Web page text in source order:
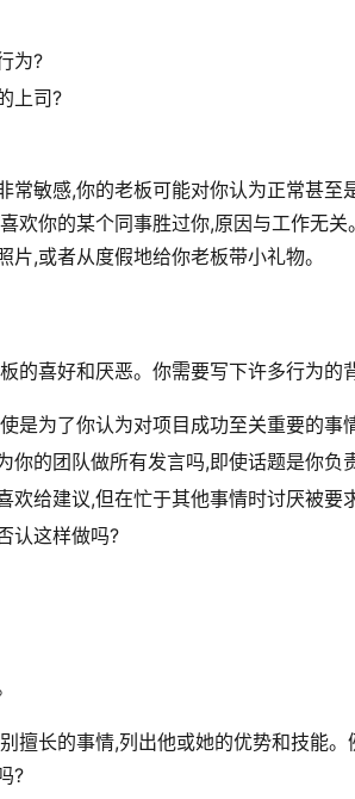
为?
上司?
常敏感,你的老板可能对你认为正常甚
欢你的某个同事胜过你,原因与工作无
,或者从度假地给你老板带小礼物。
的喜好和厌恶。你需要写下许多行为的
是为了你认为对项目成功至关重要的事
你的团队做所有发言吗,即使话题是你负
欢给建议,但在忙于其他事情时讨厌被要
认这样做吗?
擅长的事情,列出他或她的优势和技能
?